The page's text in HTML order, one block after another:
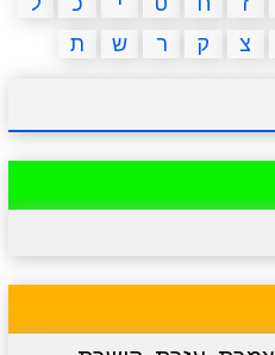
פוקימון גו מצא הבדלים
אשליות חדשות
צ ק ר ש ת